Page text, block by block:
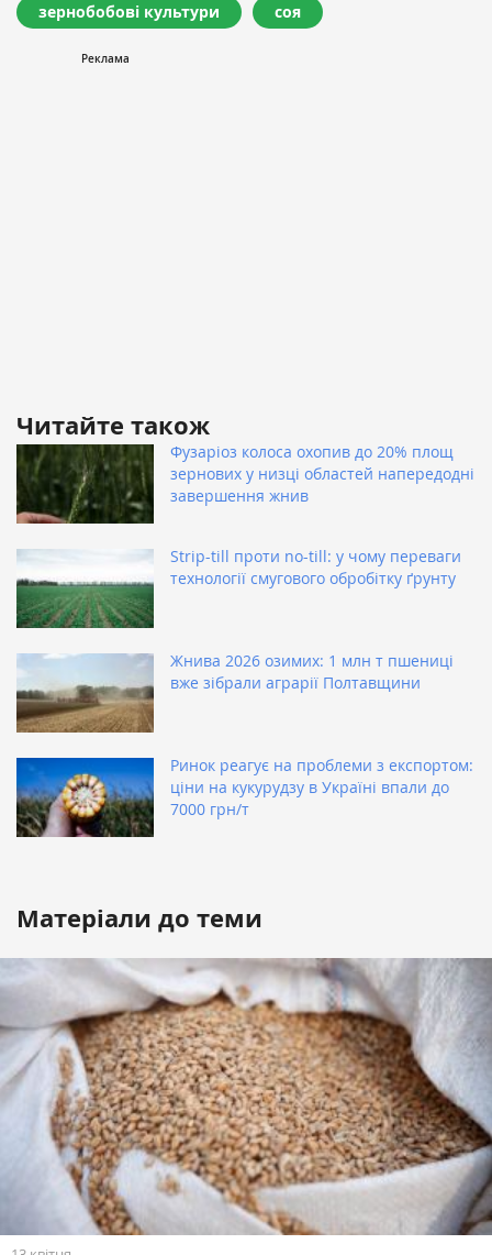
зернобобові культури соя
Читайте також
Фузаріоз колоса охопив до 20% площ
зернових у низці областей напередодні
завершення жнив
Strip-till проти no-till: у чому переваги
технології смугового обробітку ґрунту
Жнива 2026 озимих: 1 млн т пшениці
вже зібрали аграрії Полтавщини
Ринок реагує на проблеми з експортом:
ціни на кукурудзу в Україні впали до
7000 грн/т
Матеріали до теми